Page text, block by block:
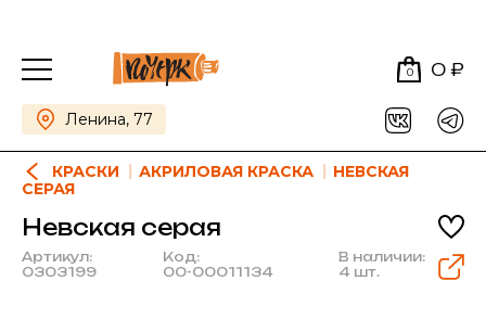
0 0 ₽
Ленина, 77
КРАСКИ АКРИЛОВАЯ КРАСКА
НЕВСКАЯ
СЕРАЯ
Невская серая
Артикул:
0303199
Код:
00-00011134
В наличии:
4 шт.